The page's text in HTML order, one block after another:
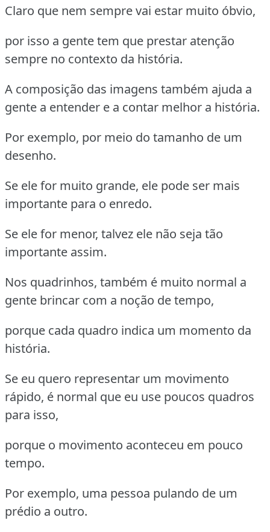
Claro que nem sempre vai estar muito óbvio,
por isso a gente tem que prestar atenção
sempre no contexto da história.
A composição das imagens também ajuda a
gente a entender e a contar melhor a história.
Por exemplo, por meio do tamanho de um
desenho.
Se ele for muito grande, ele pode ser mais
importante para o enredo.
Se ele for menor, talvez ele não seja tão
importante assim.
Nos quadrinhos, também é muito normal a
gente brincar com a noção de tempo,
porque cada quadro indica um momento da
história.
Se eu quero representar um movimento
rápido, é normal que eu use poucos quadros
para isso,
porque o movimento aconteceu em pouco
tempo.
Por exemplo, uma pessoa pulando de um
prédio a outro.